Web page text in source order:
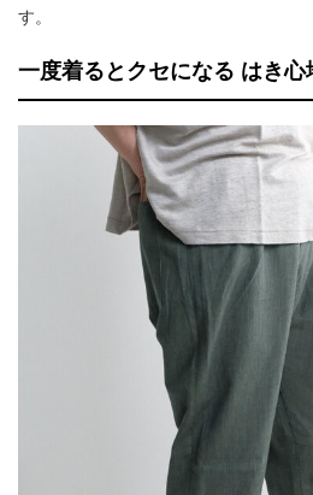
す。
一度着るとクセになる はき心